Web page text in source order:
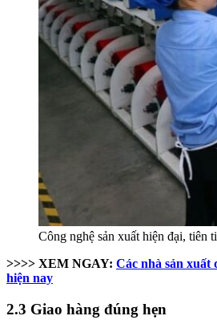
Công nghệ sản xuất hiện đại, tiên
>>>> XEM NGAY: Các nhà sản xuất
hiện nay
2.3 Giao hàng đúng hẹn